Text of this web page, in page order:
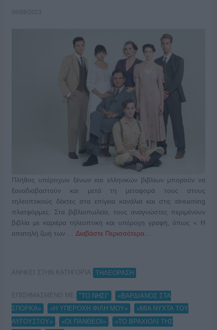
06/09/2023
Πλήθος υπέροχων ξένων και ελληνικών βιβλίων μπορούν να
ξαναδιαβαστούν και μετά τη μεταφορά τους στους
τηλεοπτικούς δέκτες στα επίγεια κανάλια και στις streaming
πλατφόρμες. Στα βιβλιοπωλεία, τους αναγνώστες περιμένουν
βιβλία με καριέρα τηλεοπτική και υπέροχη γραφή, όπως « Η
απατηλή ζωή των … Διαβάστε Περισσότερα...
ΑΝΗΚΕΙ ΣΤΗΝ ΚΑΤΗΓΟΡΙΑ: ΤΗΛΕΟΡΑΣΗ
ΕΠΙΣΗΜΑΣΜΕΝΟ ΜΕ: "ΤΟ ΝΗΣΙ"
«ΒΑΡΔΙΑΝΟΣ ΣΤΑ
ΣΠΟΡΚΑ»
«Η ΥΠΕΡΟΧΗ ΦΙΛΗ ΜΟΥ»
«ΜΙΑ ΝΥΧΤΑ ΤΟΥ
ΑΥΓΟΥΣΤΟΥ»
«ΟΙ ΠΑΝΘΕΟΙ»
«ΤΟ ΒΡΑΧΙΟΛΙ ΤΗΣ